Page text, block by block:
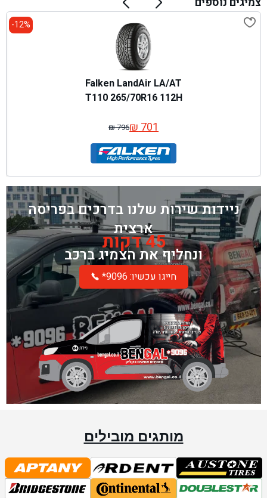
12%-
Falken LandAir LA/AT
T110 265/70R16 112H
₪796
המחיר
המקורי
היה:
₪ 796.
₪701 המחיר
הנוכחי
הוא:
₪ 701.
ניידות שירות שלנו בדרכים בפריסה
ארצית
45 דקות
ונחליף את הצמיג ברכב
*חייגו עכשיו: 9096
מותגים מובילים